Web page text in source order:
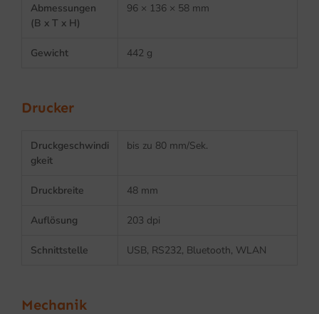
Abmessungen
(B x T x H)
96 × 136 × 58 mm
Gewicht 442 g
Drucker
Druckgeschwindi
gkeit
bis zu 80 mm/Sek.
Druckbreite 48 mm
Auflösung 203 dpi
Schnittstelle USB, RS232, Bluetooth, WLAN
Mechanik